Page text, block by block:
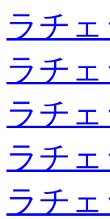
ラチ
ラチ
ラチ
ラチ
ラチ